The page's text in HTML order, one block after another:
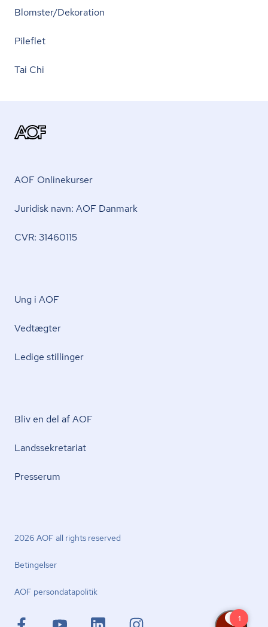
Blomster/Dekoration
Pileflet
Tai Chi
AOF Onlinekurser
Juridisk navn: AOF Danmark
CVR: 31460115
Ung i AOF
Vedtægter
Ledige stillinger
Bliv en del af AOF
Lands­se­kre­ta­ri­at
Presserum
2026 AOF all rights reserved
Betingelser
AOF per­son­da­ta­po­li­tik